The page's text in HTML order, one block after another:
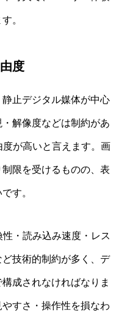
。
度
止デジタル媒体が中心
解像度などは制約があ
が高いと言えます。画
限を受けるものの、表
す。
・読み込み速度・レス
技術的制約が多く、デ
成されなければなりま
すさ・操作性を損なわ